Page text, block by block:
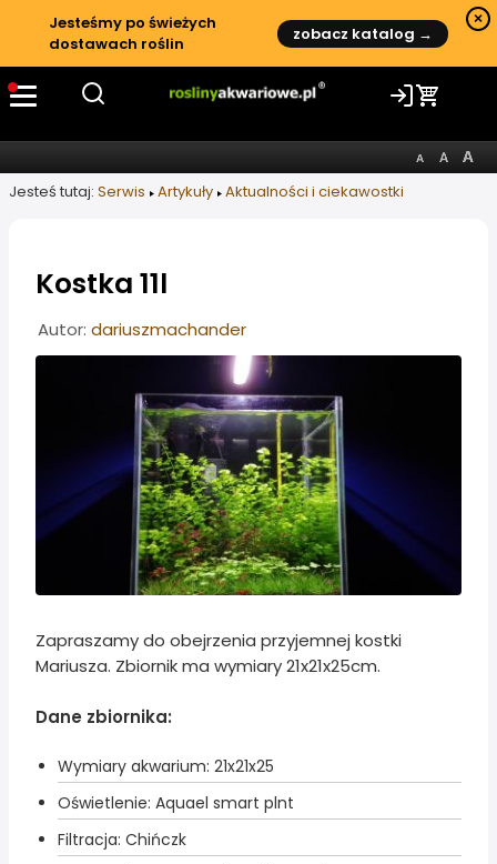
Jesteśmy po świeżych
dostawach roślin
zobacz katalog →
×
Jesteś tutaj: Serwis Artykuły Aktualności i ciekawostki
Kostka 11l
Informacje o artykule
Autor: dariuszmachander
Zapraszamy do obejrzenia przyjemnej kostki
Mariusza. Zbiornik ma wymiary 21x21x25cm.
Dane zbiornika:
Wymiary akwarium: 21x21x25
Oświetlenie: Aquael smart plnt
Filtracja: Chińczk